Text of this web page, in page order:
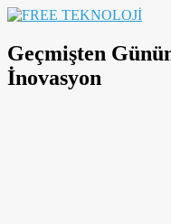
Skip
content
TEKNOLOJİ
Geçmişten
İnovasyon